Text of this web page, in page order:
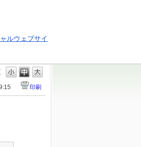
印刷